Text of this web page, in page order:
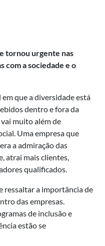
tornou urgente nas
com a sociedade e o
que a diversidade está
dentro e fora da
muito além de
Uma empresa que
a admiração das
atrai mais clientes,
qualificados.
ressaltar a importância de
das empresas.
de inclusão e
estão se